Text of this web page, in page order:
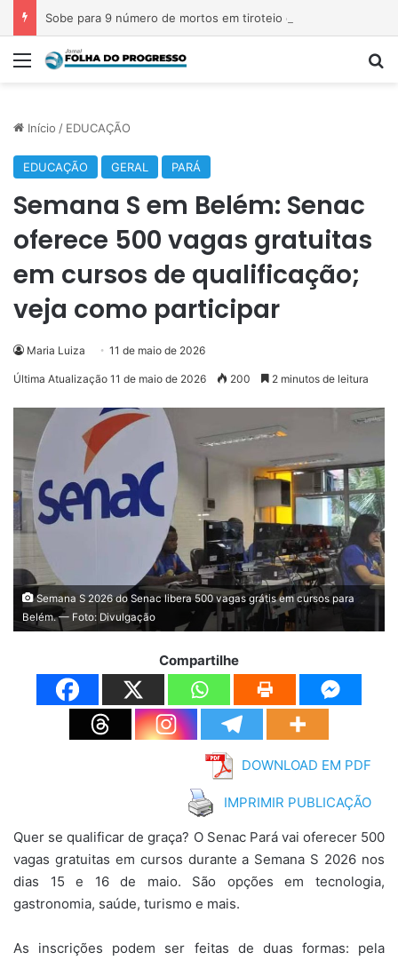
Menu
Início / EDUCAÇÃO
EDUCAÇÃO GERAL PARÁ
Semana S em Belém: Senac
oferece 500 vagas gratuitas
em cursos de qualificação;
veja como participar
Maria Luiza 11 de maio de 2026
Última Atualização 11 de maio de 2026 200 2 minutos de leitura
Semana S 2026 do Senac libera 500 vagas grátis em cursos para
Belém. — Foto: Divulgação
Compartilhe
DOWNLOAD EM PDF
IMPRIMIR PUBLICAÇÃO
Quer se qualificar de graça? O Senac Pará vai oferecer 500
vagas gratuitas em cursos durante a Semana S 2026 nos
dias 15 e 16 de maio. São opções em tecnologia,
gastronomia, saúde, turismo e mais.
As inscrições podem ser feitas de duas formas: pela